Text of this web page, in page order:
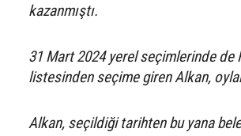
kazanmıştı.
31 Mart 2024 yerel seçimlerinde
listesinden seçime giren Alkan,
Alkan, seçildiği tarihten bu yana